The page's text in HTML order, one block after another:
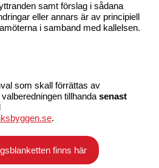
samt förslag i sådana
eller annars är av principiell
i samband med kallelsen.
som skall förrättas av
tillhanda senast
.
finns här